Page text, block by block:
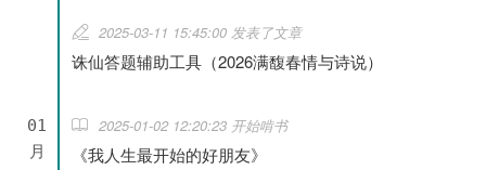
2025-03-11 15:45:00 发表了文章
诛仙答题辅助工具（2026满馥春情与诗说）
01
月
2025-01-02 12:20:23 开始啃书
《我人生最开始的好朋友》